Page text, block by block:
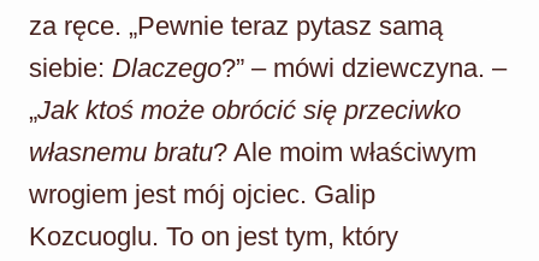
za ręce. „Pewnie teraz pytasz samą
siebie: Dlaczego?” – mówi dziewczyna. –
„Jak ktoś może obrócić się przeciwko
własnemu bratu? Ale moim właściwym
wrogiem jest mój ojciec. Galip
Kozcuoglu. To on jest tym, który